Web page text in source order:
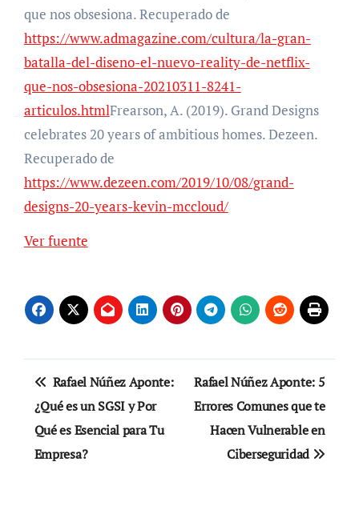
que nos obsesiona. Recuperado de
https://www.admagazine.com/cultura/la-gran-
batalla-del-diseno-el-nuevo-reality-de-netflix-
que-nos-obsesiona-20210311-8241-
articulos.htmlFrearson, A. (2019). Grand Designs
celebrates 20 years of ambitious homes. Dezeen.
Recuperado de
https://www.dezeen.com/2019/10/08/grand-
designs-20-years-kevin-mccloud/
Navegación
entradas
Ver fuente
Navegación
de
entradas
Rafael Núñez Aponte:
¿Qué es un SGSI y Por
Qué es Esencial para Tu
Empresa?
Rafael Núñez Aponte: 5
Errores Comunes que te
Hacen Vulnerable en
Ciberseguridad